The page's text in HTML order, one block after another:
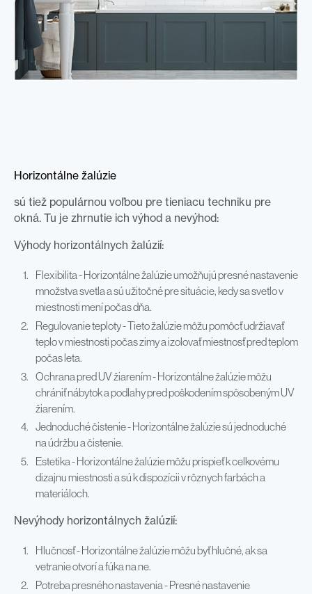
Horizontálne žalúzie
sú tiež populárnou voľbou pre tieniacu techniku pre
okná. Tu je zhrnutie ich výhod a nevýhod:
Výhody horizontálnych žalúzií:
Flexibilita - Horizontálne žalúzie umožňujú presné nastavenie
množstva svetla a sú užitočné pre situácie, kedy sa svetlo v
miestnosti mení počas dňa.
Regulovanie teploty - Tieto žalúzie môžu pomôcť udržiavať
teplo v miestnosti počas zimy a izolovať miestnosť pred teplom
počas leta.
Ochrana pred UV žiarením - Horizontálne žalúzie môžu
chrániť nábytok a podlahy pred poškodením spôsobeným UV
žiarením.
Jednoduché čistenie - Horizontálne žalúzie sú jednoduché
na údržbu a čistenie.
Estetika - Horizontálne žalúzie môžu prispieť k celkovému
dizajnu miestnosti a sú k dispozícii v rôznych farbách a
materiáloch.
Nevýhody horizontálnych žalúzií:
Hlučnosť - Horizontálne žalúzie môžu byť hlučné, ak sa
vetranie otvorí a fúka na ne.
Potreba presného nastavenia - Presné nastavenie